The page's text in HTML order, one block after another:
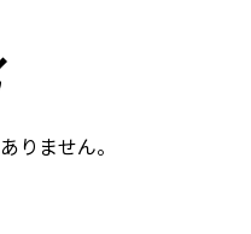
りません。